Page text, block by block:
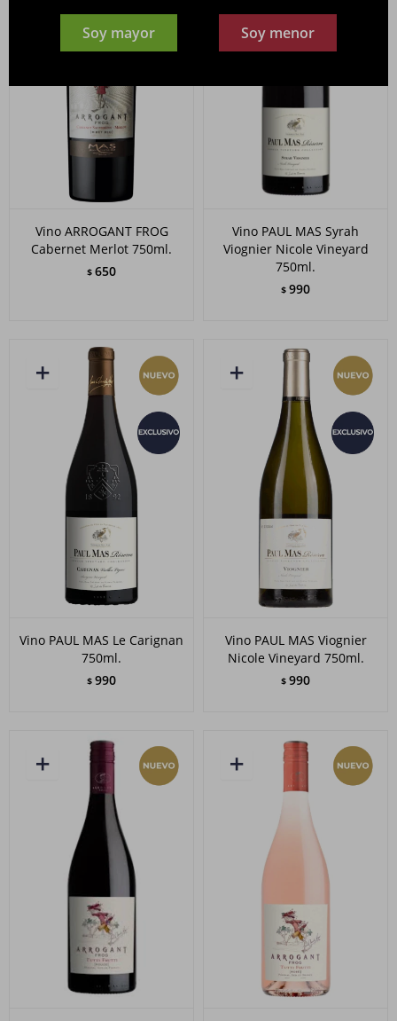
Soy mayor Soy menor
Vino ARROGANT FROG
Cabernet Merlot 750ml.
$ 650
Vino PAUL MAS Syrah
Viognier Nicole Vineyard
750ml.
$ 990
Vino PAUL MAS Le Carignan
750ml.
$ 990
Vino PAUL MAS Viognier
Nicole Vineyard 750ml.
$ 990